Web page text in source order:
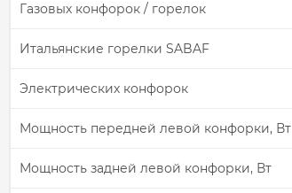
Газовых конфорок / горелок
Итальянские горелки SABAF
Электрических конфорок
Мощность передней левой конфорки, Вт
Мощность задней левой конфорки, Вт